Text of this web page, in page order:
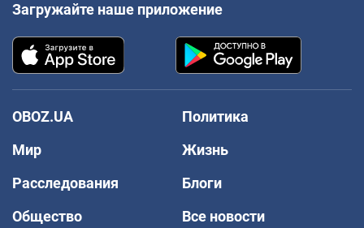
Загружайте наше приложение
OBOZ.UA
Политика
Мир
Жизнь
Расследования
Блоги
Общество
Все новости